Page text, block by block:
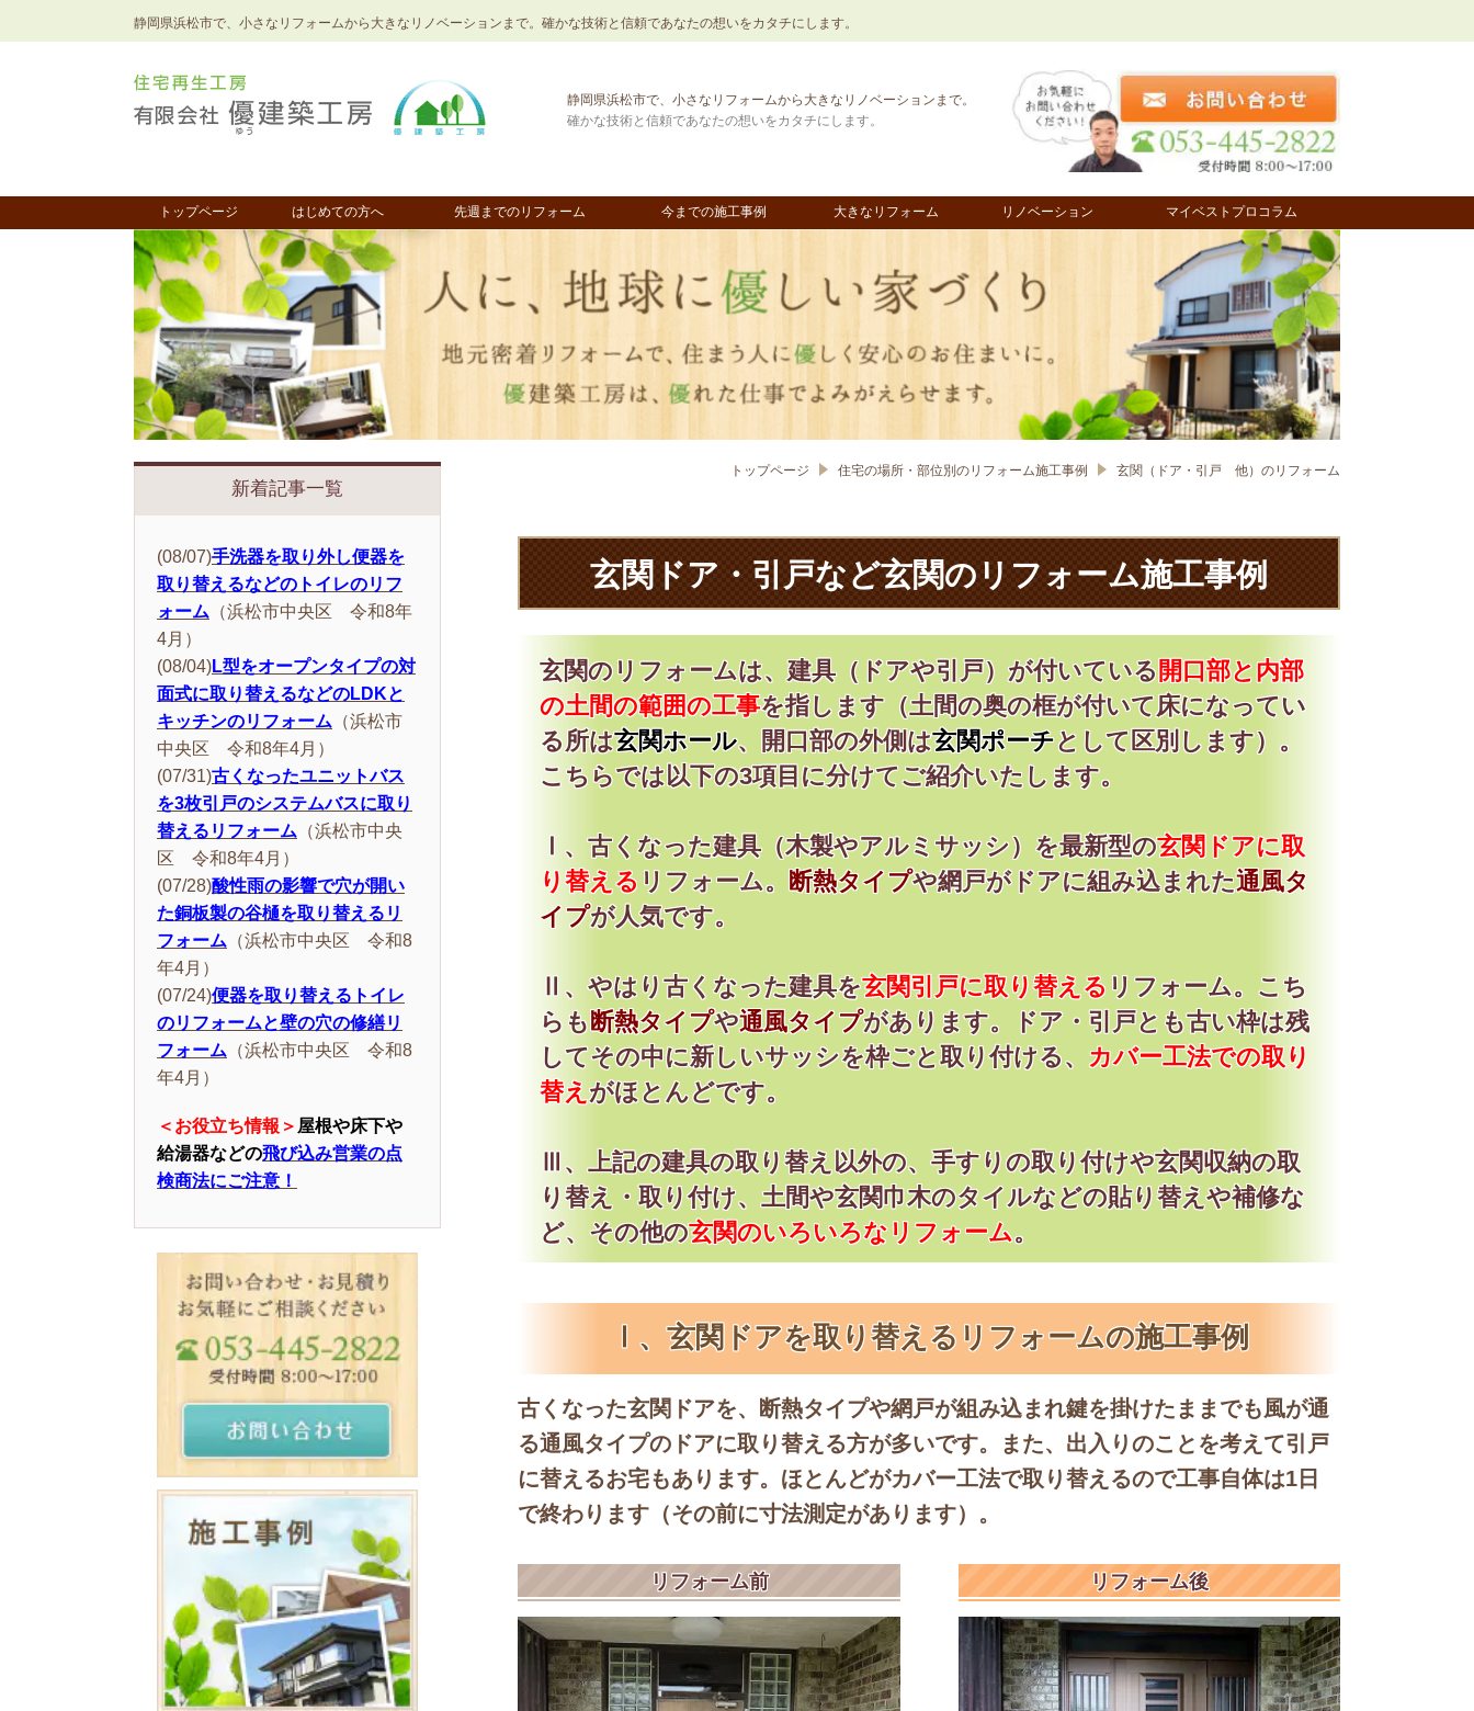
静岡県浜松市で、小さなリフォームから大きなリノベーションまで。確かな技術と信頼であなたの想いをカタチにします。
静岡県浜松市で、小さなリフォームから大きなリノベーションまで。
確かな技術と信頼であなたの想いをカタチにします。
トップページ はじめての方へ 先週までのリフォーム 今までの施工事例 大きなリフォーム リノベーション マイベストプロコラム
トップページ 住宅の場所・部位別の​リフォーム施工事例 玄関（ドア・引戸 他）のリフォーム
玄関ドア・引戸など玄関のリフォーム施工事例
玄関のリフォームは、建具（ドアや引戸）が付いている 開口部と内部
の土間の範囲の工事を指します（土間の奥の框が付いて床になってい
る所は玄関ホール、開口部の外側は玄関ポーチとして区別します）。
こちらでは以下の3項目に分けてご紹介いたします。
Ⅰ、古くなった建具（木製やアルミサッシ）を最新型の玄関ドアに取
り替える リフォーム。 断熱タイプや網戸がドアに組み込まれた通風タ
イプが人気です。
Ⅱ、やはり古くなった建具を玄関引戸に取り替える リフォーム。こち
らも 断熱タイプや通風タイプがあります。ドア・引戸とも古い枠は残
してその中に新しいサッシを枠ごと取り付ける、 カバー工法での取り
替え がほとんどです。
Ⅲ、上記の建具の取り替え以外の、手すりの取り付けや玄関収納の取
り替え・取り付け、土間や玄関巾木のタイルなどの貼り替えや補修な
ど、その他の玄関のいろいろなリフォーム。
Ⅰ、玄関ドアを取り替えるリフォームの施工事例
古くなった玄関ドアを、断熱タイプや網戸が組み込まれ鍵を掛けたままでも風が通
る通風タイプのドアに取り替える方が多いです。また、出入りのことを考えて引戸
に替えるお宅もあります。ほとんどがカバー工法で取り替えるので工事自体は1日
で終わります（その前に寸法測定があります）。
リフォーム前 リフォーム後
新着記事一覧
(08/07)手洗器を取り外し便器を
取り替えるなどのトイレのリフ
ォーム （浜松市中央区 令和8年
4月）
(08/04)L型をオープンタイプの対
面式に取り替えるなどのLDKと
キッチンのリフォーム （浜松市
中央区 令和8年4月）
(07/31)古くなったユニットバス
を3枚引戸のシステムバスに取り
替えるリフォーム （浜松市中央
区 令和8年4月）
(07/28)酸性雨の影響で穴が開い
た銅板製の谷樋を取り替えるリ
フォーム （浜松市中央区 令和8
年4月）
(07/24)便器を取り替えるトイレ
のリフォームと壁の穴の修繕リ
フォーム （浜松市中央区 令和8
年4月）
＜お役立ち情報＞ 屋根や床下や
給湯器などの飛び込み営業の点
検商法にご注意！